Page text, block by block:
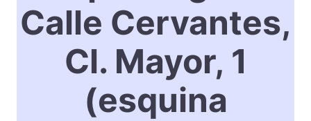
Calle Cervantes,
Cl. Mayor, 1
(esquina